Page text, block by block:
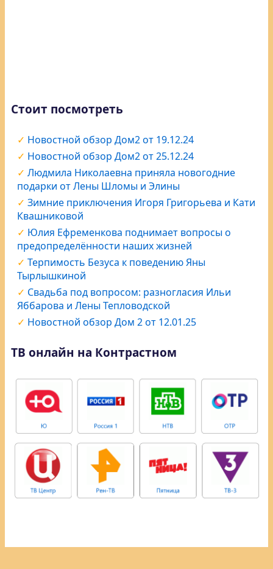
Стоит посмотреть
Новостной обзор Дом2 от 19.12.24
Новостной обзор Дом2 от 25.12.24
Людмила Николаевна приняла новогодние
подарки от Лены Шломы и Элины
Зимние приключения Игоря Григорьева и Кати
Квашниковой
Юлия Ефременкова поднимает вопросы о
предопределённости наших жизней
Терпимость Безуса к поведению Яны
Тырлышкиной
Свадьба под вопросом: разногласия Ильи
Яббарова и Лены Тепловодской
Новостной обзор Дом 2 от 12.01.25
ТВ онлайн на Контрастном